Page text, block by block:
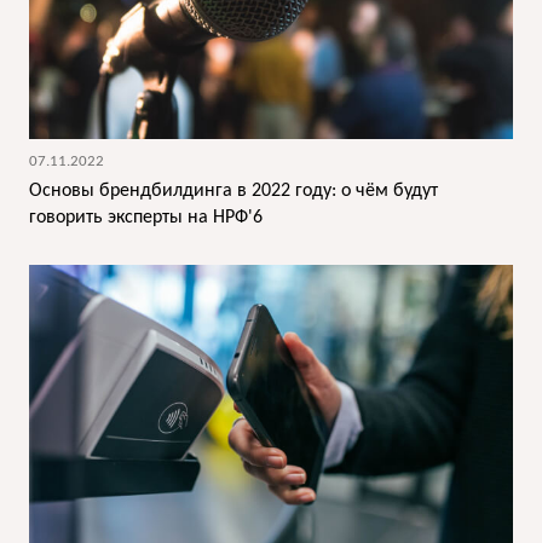
07.11.2022
Основы брендбилдинга в 2022 году: о чём будут
говорить эксперты на НРФ'6